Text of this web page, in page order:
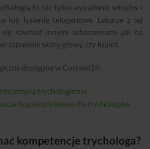
to nie tylko wypadanie włosów i
lub łysienie telogenowe. Lekarze z tej
się również innymi schorzeniami jak na
zapalenie skóry głowy, czy łupież.
dostępne w Cosmed24:
trychologiczna
bogatopłytkowe dla trychologów
kompetencje trychologa?